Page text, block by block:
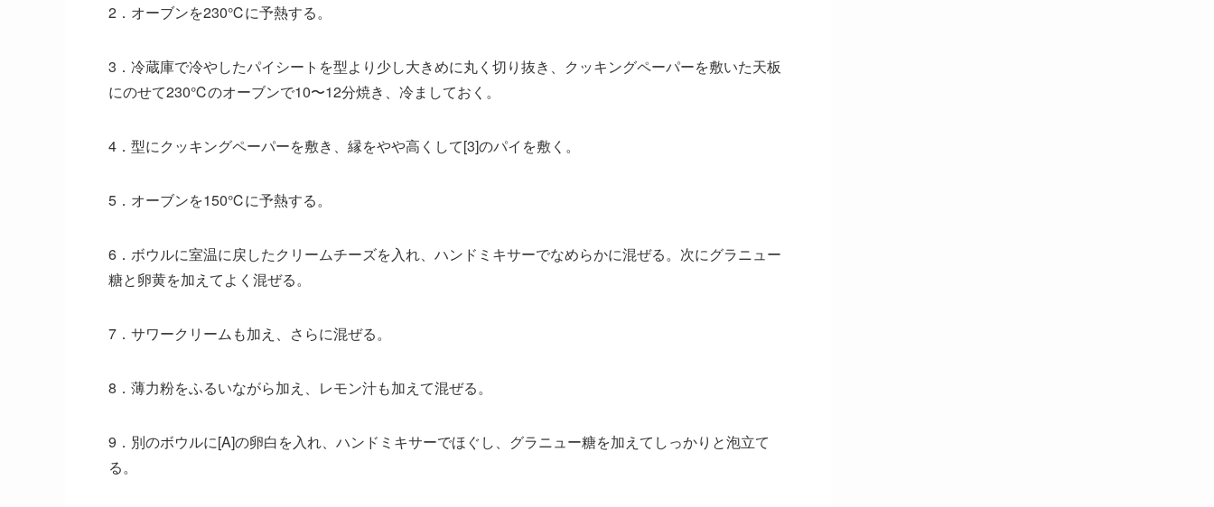
2．オーブンを230℃に予熱する。
3．冷蔵庫で冷やしたパイシートを型より少し大きめに丸く切り抜き、クッキングペーパーを敷いた天板
にのせて230℃のオーブンで10〜12分焼き、冷ましておく。
4．型にクッキングペーパーを敷き、縁をやや高くして[3]のパイを敷く。
5．オーブンを150℃に予熱する。
6．ボウルに室温に戻したクリームチーズを入れ、ハンドミキサーでなめらかに混ぜる。次にグラニュー
糖と卵黄を加えてよく混ぜる。
7．サワークリームも加え、さらに混ぜる。
8．薄力粉をふるいながら加え、レモン汁も加えて混ぜる。
9．別のボウルに[A]の卵白を入れ、ハンドミキサーでほぐし、グラニュー糖を加えてしっかりと泡立て
る。